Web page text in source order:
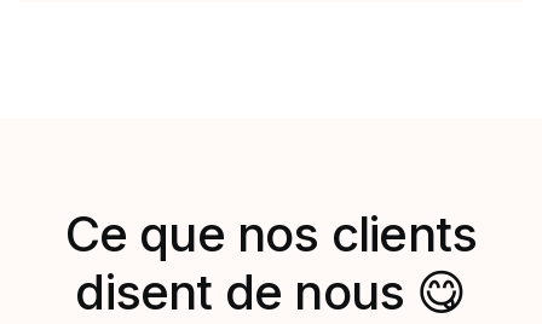
Ce que nos clients
disent de nous 😋